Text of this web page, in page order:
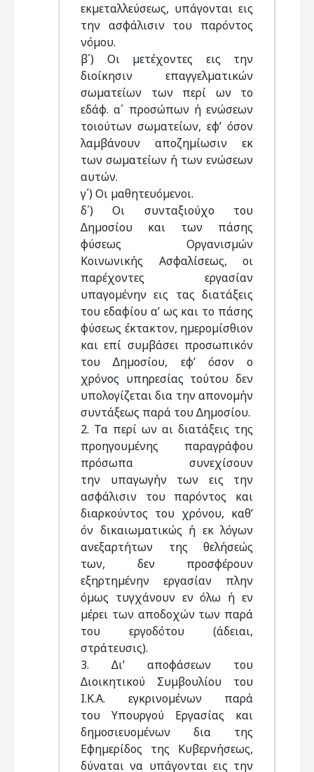
εκµεταλλεύσεως, υπάγονται εις
την ασφάλισιν του παρόντος
νόµου.
β΄) Οι µετέχοντες εις την
διοίκησιν επαγγελµατικών
σωµατείων των περί ων το
εδάφ. α΄ προσώπων ή ενώσεων
τοιούτων σωµατείων, εφ’ όσον
λαµβάνουν αποζηµίωσιν εκ
των σωµατείων ή των ενώσεων
αυτών.
γ΄) Οι µαθητευόµενοι.
δ΄) Οι συνταξιούχο του
∆ηµοσίου και των πάσης
φύσεως Οργανισµών
Κοινωνικής Ασφαλίσεως, οι
παρέχοντες εργασίαν
υπαγοµένην εις τας διατάξεις
του εδαφίου α’ ως και το πάσης
φύσεως έκτακτον, ηµεροµίσθιον
και επί συµβάσει προσωπικόν
του ∆ηµοσίου, εφ’ όσον ο
χρόνος υπηρεσίας τούτου δεν
υπολογίζεται δια την απονοµήν
συντάξεως παρά του ∆ηµοσίου.
2. Τα περί ων αι διατάξεις της
προηγουµένης παραγράφου
πρόσωπα συνεχίσουν
την υπαγωγήν των εις την
ασφάλισιν του παρόντος και
διαρκούντος του χρόνου, καθ’
όν δικαιωµατικώς ή εκ λόγων
ανεξαρτήτων της θελήσεώς
των, δεν προσφέρουν
εξηρτηµένην εργασίαν πλην
όµως τυγχάνουν εν όλω ή εν
µέρει των αποδοχών των παρά
του εργοδότου (άδειαι,
στράτευσις).
3. ∆ι’ αποφάσεων του
∆ιοικητικού Συµβουλίου του
Ι.Κ.Α. εγκρινοµένων παρά
του Υπουργού Εργασίας και
δηµοσιευοµένων δια της
Εφηµερίδος της Κυβερνήσεως,
δύναται να υπάγονται εις την